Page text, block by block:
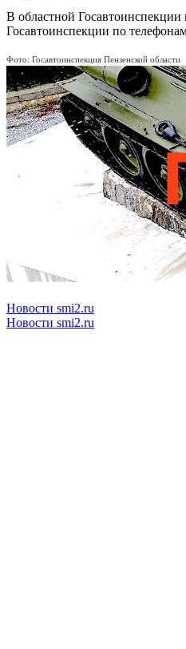
В областной
Госавтоинспекции по
Фото: Госавтоинспекция Пензенской области
Новости smi2.ru
Новости smi2.ru